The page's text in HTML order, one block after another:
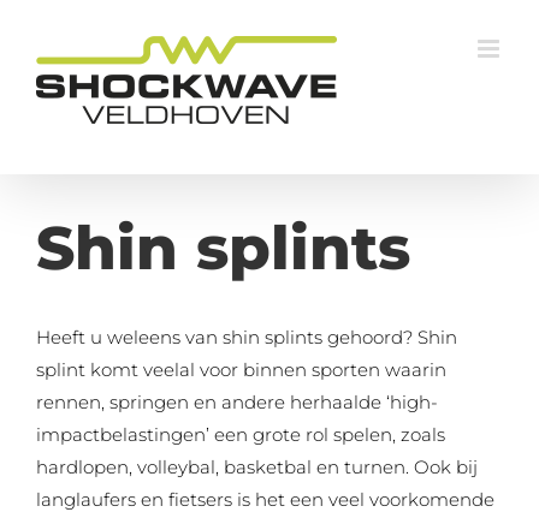
inhoud
Shin splints
Heeft u weleens van shin splints gehoord? Shin
splint komt veelal voor binnen sporten waarin
rennen, springen en andere herhaalde ‘high-
impactbelastingen’ een grote rol spelen, zoals
hardlopen, volleybal, basketbal en turnen. Ook bij
langlaufers en fietsers is het een veel voorkomende